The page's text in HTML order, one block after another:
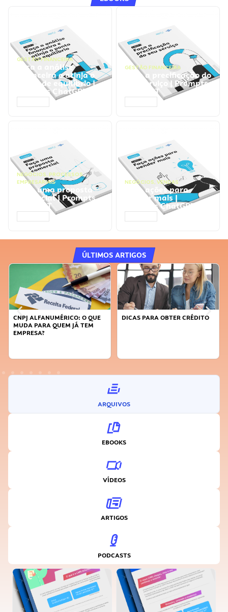
GESTÃO FINANCEIRA
Faça a análise
financeira e atinja o
ponto de equilíbrio |
Prompts ChatGPT
GESTÃO FINANCEIRA
Faça a precificação do
seu serviço | Prompts
ChatGPT
NEGÓCIOS, PROCESSOS
EMPRESARIAIS
Faça uma proposta
comercial | Prompts
ChatGPT
NEGÓCIOS, VENDAS
Faça ações para
vender mais |
Prompts ChatGPT
ÚLTIMOS ARTIGOS
CNPJ ALFANUMÉRICO: O QUE
MUDA PARA QUEM JÁ TEM
EMPRESA?
DICAS PARA OBTER CRÉDITO
ARQUIVOS
EBOOKS
VÍDEOS
ARTIGOS
PODCASTS